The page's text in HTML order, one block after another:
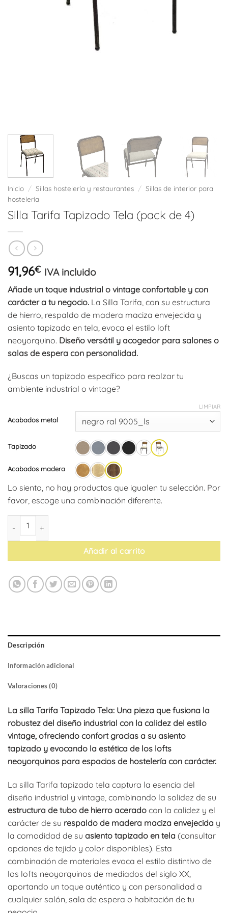
Inicio / Sillas hostelería y restaurantes / Sillas de interior para
hostelería
Silla Tarifa Tapizado Tela (pack de 4)
91,96€ IVA incluido
Añade un toque industrial o vintage confortable y con
carácter a tu negocio. La Silla Tarifa, con su estructura
de hierro, respaldo de madera maciza envejecida y
asiento tapizado en tela, evoca el estilo loft
neoyorquino. Diseño versátil y acogedor para salones o
salas de espera con personalidad.
¿Buscas un tapizado específico para realzar tu
ambiente industrial o vintage?
Acabados metal
Tapizado
Acabados madera
LIMPIAR
Lo siento, no hay productos que igualen tu selección. Por
favor, escoge una combinación diferente.
Silla Tarifa Tapizado Tela (pack de 4) cantidad
Añadir al carrito
Descripción
Información adicional
Valoraciones (0)
La silla Tarifa Tapizado Tela: Una pieza que fusiona la
robustez del diseño industrial con la calidez del estilo
vintage, ofreciendo confort gracias a su asiento
tapizado y evocando la estética de los lofts
neoyorquinos para espacios de hostelería con carácter.
La silla Tarifa tapizado tela captura la esencia del
diseño industrial y vintage, combinando la solidez de su
estructura de tubo de hierro acerado con la calidez y el
carácter de su respaldo de madera maciza envejecida y
la comodidad de su asiento tapizado en tela (consultar
opciones de tejido y color disponibles). Esta
combinación de materiales evoca el estilo distintivo de
los lofts neoyorquinos de mediados del siglo XX,
aportando un toque auténtico y con personalidad a
cualquier salón, sala de espera o habitación de tu